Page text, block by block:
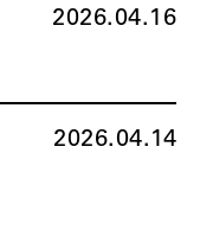
2026.04.16
2026.04.14